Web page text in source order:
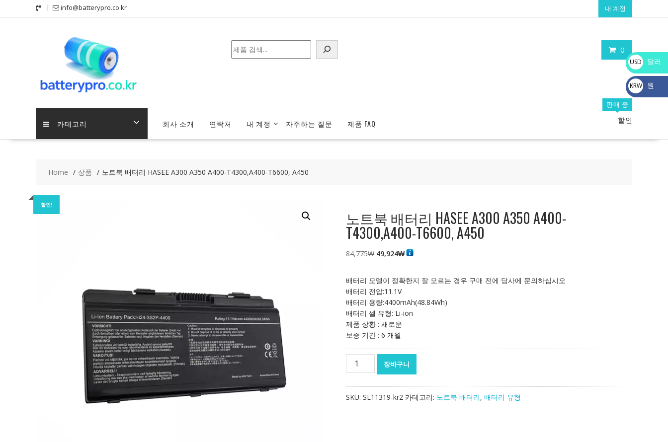
info@batterypro.co.kr 내 계정
0
검
색
카테고리 회사 소개 연락처 내 계정 자주하는 질문 제품 FAQ
판매 중
할인
Home 상품 노트북 배터리 HASEE A300 A350 A400-T4300,A400-T6600, A450
할인!
노트북 배터리 HASEE A300 A350 A400-
T4300,A400-T6600, A450
84,775₩ 원
격:
84,775₩
49,924₩현
격:
배터리 모델이 정확한지 잘 모르는 경우 구매 전에 당사에 문의하십시오
배터리 전압:11.1V
배터리 용량:4400mAh(48.84Wh)
배터리 셀 유형: Li-ion
제품 상황 : 새로운
보증 기간 : 6 개월
터
장바구니
SKU: SL11319-kr2 카테고리: 노트북 배터리, 배터리 유형
USD
$
달러
KRW
₩
원